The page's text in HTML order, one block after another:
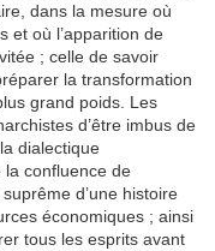
dans la mesure où
et où l’apparition de
; celle de savoir
la transformation
grand poids. Les
d’être imbus de
dialectique
la confluence de
d’une histoire
économiques ; ainsi
tous les esprits avant